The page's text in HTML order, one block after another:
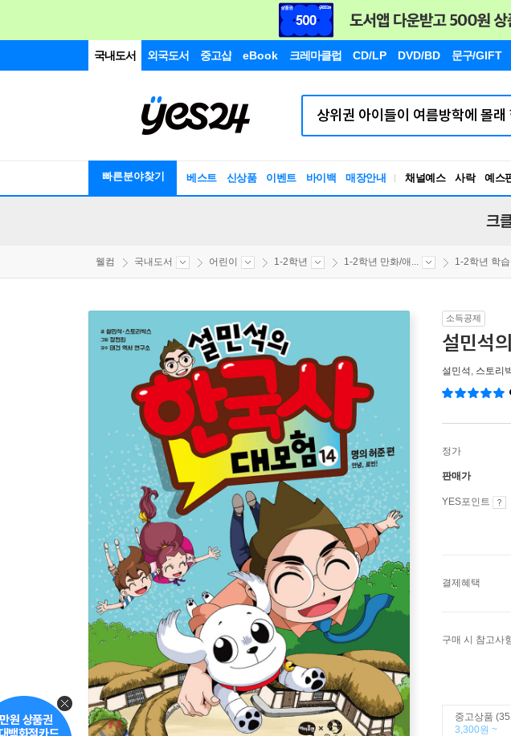
국내도서 외국도서 중고샵 eBook 크레마클럽 CD/LP DVD/BD 문구/GIFT
빠른분야찾기 베스트 신상품 이벤트 바이백 매장안내 채널예스 사락 예스
크
웰컴 국내도서 어린이 1-2학년 1-2학년 만화/애... 1-2학년 학
소득공제
설민석
설민석 , 스토리
정가
판매가
YES포인트
결제혜택
구매 시 참고사
중고상품
3,300원 ~